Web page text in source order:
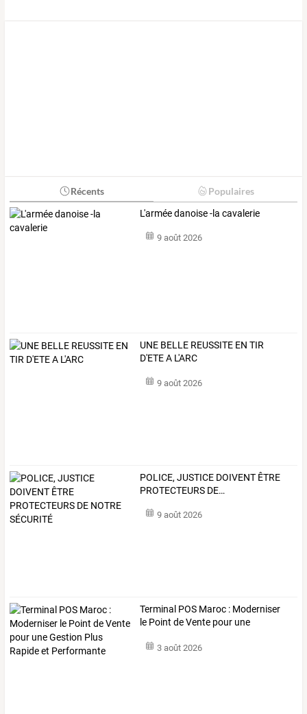
Récents Populaires
L'armée danoise -la cavalerie
9 août 2026
UNE BELLE REUSSITE EN TIR
D'ETE A L'ARC
9 août 2026
POLICE, JUSTICE DOIVENT ÊTRE
PROTECTEURS DE…
9 août 2026
Terminal POS Maroc : Moderniser
le Point deVente pour une
3 août 2026